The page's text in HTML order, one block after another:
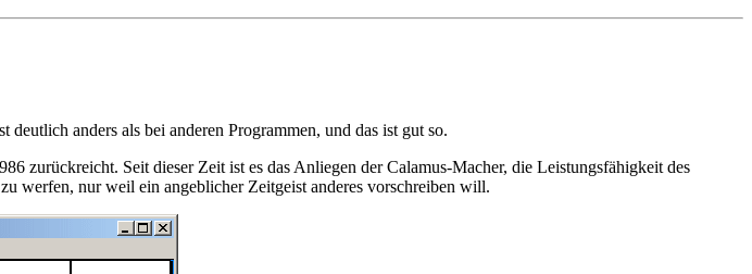
anders als bei anderen Programmen, und das ist gut so.
zurückreicht. Seit dieser Zeit ist es das Anliegen der Calamus-Macher, die Leistungsfähigkeit des
werfen, nur weil ein angeblicher Zeitgeist anderes vorschreiben will.